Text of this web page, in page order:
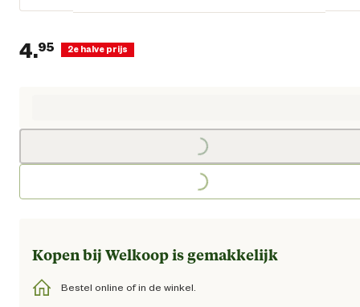
4.95 2e halve prijs
Loading...
Loading...
Kopen bij Welkoop is gemakkelijk
Bestel online of in de winkel.